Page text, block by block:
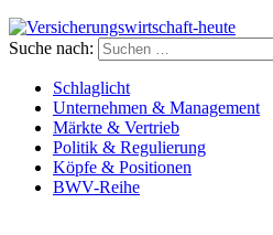
Versicherungswirtschaft-heute
Suche nach:
Schlaglicht
Unternehmen & Management
Märkte & Vertrieb
Politik & Regulierung
Köpfe & Positionen
BWV-Reihe